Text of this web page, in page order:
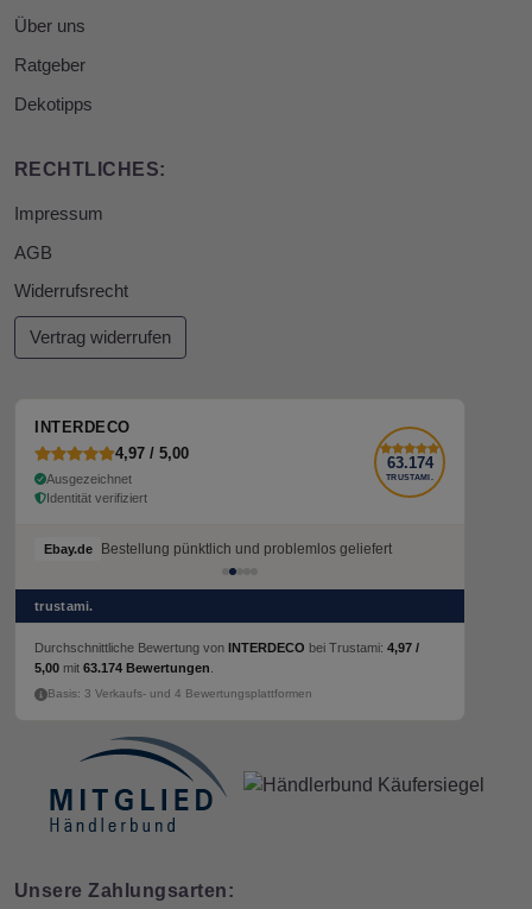
Über uns
Ratgeber
Dekotipps
RECHTLICHES:
Impressum
AGB
Widerrufsrecht
Vertrag widerrufen
INTERDECO
4,97 / 5,00
Ausgezeichnet
Identität verifiziert
63.174
TRUSTAMI.
Ebay.de Bestellung pünktlich und problemlos geliefert
trustami.
Durchschnittliche Bewertung von INTERDECO bei Trustami: 4,97 /
5,00 mit 63.174 Bewertungen
Basis: 3 Verkaufs- und 4 Bewertungsplattformen
Unsere Zahlungsarten: